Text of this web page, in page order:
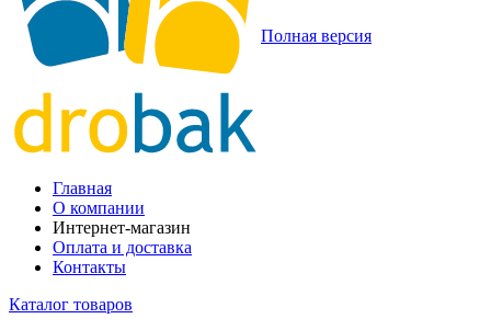
Полная версия
Главная
О компании
Интернет-магазин
Оплата и доставка
Контакты
Каталог товаров